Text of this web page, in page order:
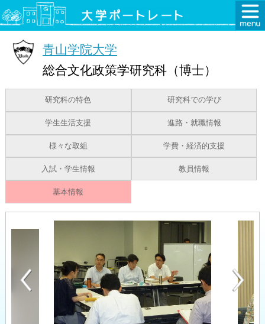
青山学院大学
総合文化政策学研究科（博士）
研究科の特色 研究科での学び
学生生活支援 進路・就職情報
様々な取組 学費・経済的支援
入試・学生情報 教員情報
基本情報